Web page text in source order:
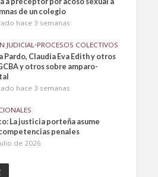
de un colegio
hace 3 semanas
JUDICIAL•PROCESOS COLECTIVOS
Pardo, Claudia Eva Edith y otros
y otros sobre amparo-
hace 3 semanas
La justicia porteña asume
penales
de 2026